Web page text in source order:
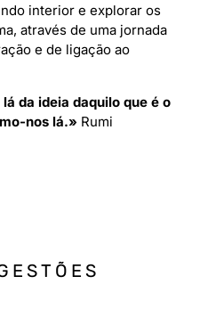
interior e explorar os
através de uma jornada
e de ligação ao
da ideia daquilo que é o
nos lá.» Rumi